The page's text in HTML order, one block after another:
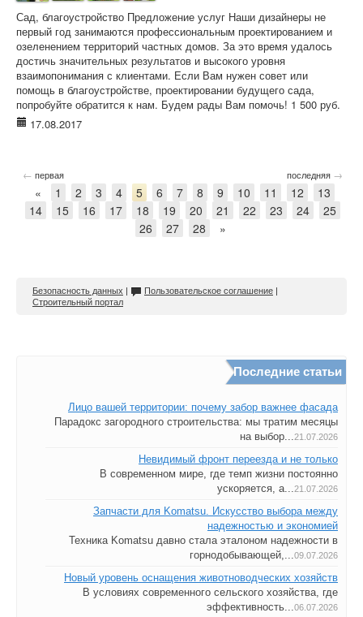
Сад, благоустройство Предложение услуг Наши дизайнеры не
первый год занимаются профессиональным проектированием и
озеленением территорий частных домов. За это время удалось
достичь значительных результатов и высокого уровня
взаимопонимания с клиентами. Если Вам нужен совет или
помощь в благоустройстве, проектировании будущего сада,
попробуйте обратится к нам. Будем рады Вам помочь! 1 500 руб.
17.08.2017
← первая последняя →
« 1 2 3 4 5 6 7 8 9 10 11 12
13
14
15 16 17 18 19 20 21 22 23 24
25
26
27 28 »
Безопасность данных | Пользовательское соглашение |
Строительный портал
Последние статьи
Лицо вашей территории: почему забор важнее фасада
Парадокс загородного строительства: мы тратим месяцы
на выбор...21.07.2026
Невидимый фронт переезда и не только
В современном мире, где темп жизни постоянно
ускоряется, а...21.07.2026
Запчасти для Komatsu. Искусство выбора между
надежностью и экономией
Техника Komatsu давно стала эталоном надежности в
горнодобывающей,...09.07.2026
Новый уровень оснащения животноводческих хозяйств
В условиях современного сельского хозяйства, где
эффективность...06.07.2026